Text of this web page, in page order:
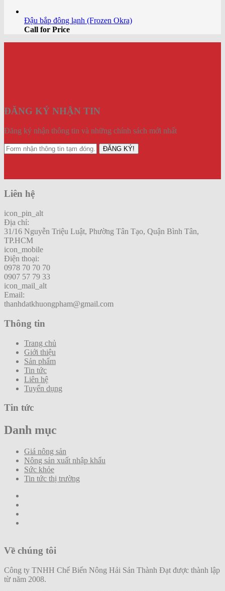
Đậu bắp đông lạnh (Frozen Okra)
Call for Price
ĐĂNG KÝ NHẬN TIN
Đăng ký nhận thông tin và những chính sách mới nhất
ĐĂNG KÝ!
Liên hệ
icon_pin_alt
Địa chỉ:
31/16 Nguyễn Triệu Luật, Phường Tân Tạo, Quận Bình Tân,
TP.HCM
icon_mobile
Điện thoại:
0978 70 70 70
0907 57 79 33
icon_mail_alt
Email:
thanhdatkhuongpham@gmail.com
Thông tin
Trang chủ
Giới thiệu
Sản phẩm
Tin tức
Liên hệ
Tuyển dụng
Tin tức
Danh mục
Giá nông sản
Nông sản xuất nhập khẩu
Sức khỏe
Tin tức thị trường
Về chúng tôi
Công ty TNHH Chế Biến Nông Hải Sản Thành Đạt được thành lập
từ năm 2008.